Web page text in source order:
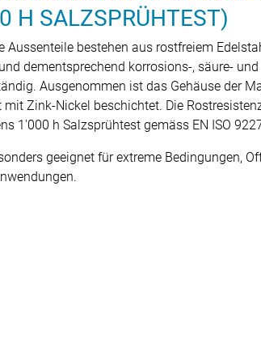
H SALZSPRÜHTEST)
Aussenteile bestehen aus rostfreiem
dementsprechend korrosions-, säure- und
Ausgenommen ist das Gehäuse der
mit Zink-Nickel beschichtet. Die
1'000 h Salzsprühtest gemäss EN ISO
geeignet für extreme Bedingungen,